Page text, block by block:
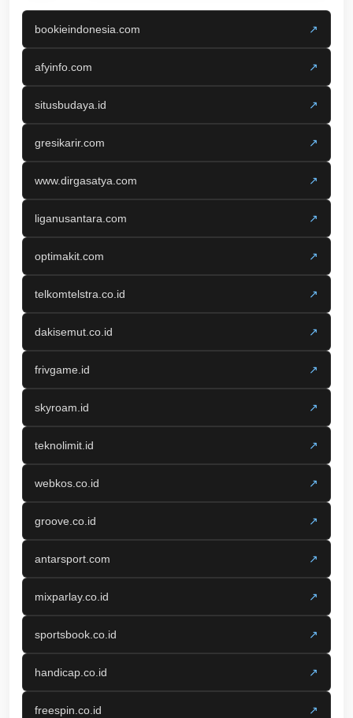
bookieindonesia.com ↗
afyinfo.com ↗
situsbudaya.id ↗
gresikarir.com ↗
www.dirgasatya.com ↗
liganusantara.com ↗
optimakit.com ↗
telkomtelstra.co.id ↗
dakisemut.co.id ↗
frivgame.id ↗
skyroam.id ↗
teknolimit.id ↗
webkos.co.id ↗
groove.co.id ↗
antarsport.com ↗
mixparlay.co.id ↗
sportsbook.co.id ↗
handicap.co.id ↗
freespin.co.id ↗